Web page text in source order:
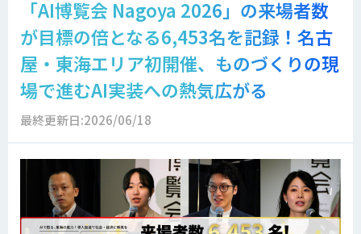
「AI博覧会 Nagoya 2026」の来場者数
が目標の倍となる6,453名を記録！名古
屋・東海エリア初開催、ものづくりの現
場で進むAI実装への熱気広がる
最終更新日:2026/06/18